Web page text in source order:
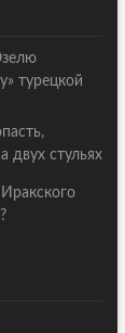
турецкой
двух стульях